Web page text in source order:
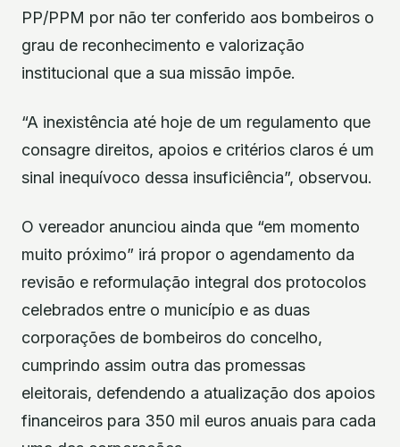
PP/PPM por não ter conferido aos bombeiros o
grau de reconhecimento e valorização
institucional que a sua missão impõe.
“A inexistência até hoje de um regulamento que
consagre direitos, apoios e critérios claros é um
sinal inequívoco dessa insuficiência”, observou.
O vereador anunciou ainda que “em momento
muito próximo” irá propor o agendamento da
revisão e reformulação integral dos protocolos
celebrados entre o município e as duas
corporações de bombeiros do concelho,
cumprindo assim outra das promessas
eleitorais, defendendo a atualização dos apoios
financeiros para 350 mil euros anuais para cada